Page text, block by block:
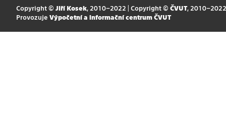
Copyright © Jiří Kosek, 2010–2022 | Copyright © ČVUT, 2010–2022
Provozuje Výpočetní a informační centrum ČVUT